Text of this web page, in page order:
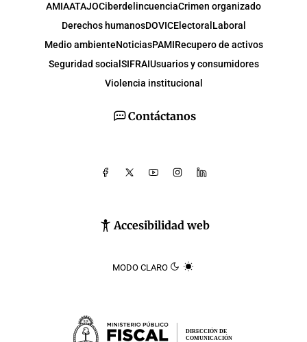
Contáctanos
Accesibilidad web
MODO CLARO
AMIAATAJOCiberdelincuenciaCrimen organizado
Derechos humanosDOVICElectoral Laboral
Medio ambienteNoticiasPAMIRecupero de activos
Seguridad social SIFRAIUsuarios y consumidores
Violencia institucional
DIRECCIÓN DE
COMUNICACIÓN